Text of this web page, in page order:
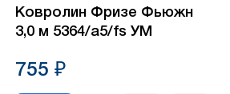
Ковролин Фризе Фьюжн
3,0 м 5364/а5/fs УМ
755 ₽